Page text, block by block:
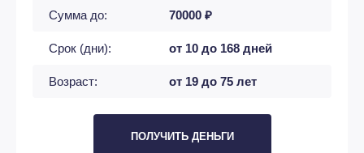
Сумма до: 70000 ₽
Срок (дни): от 10 до 168 дней
Возраст: от 19 до 75 лет
ПОЛУЧИТЬ ДЕНЬГИ